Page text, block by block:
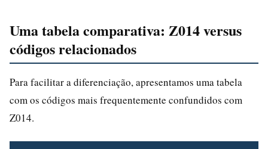
Uma tabela comparativa: Z014 versus
códigos relacionados
Para facilitar a diferenciação, apresentamos uma tabela
com os códigos mais frequentemente confundidos com
Z014.